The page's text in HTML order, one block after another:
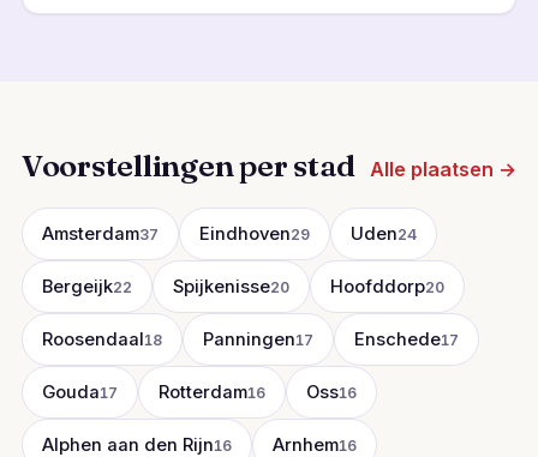
Voorstellingen per stad Alle plaatsen →
Amsterdam37 Eindhoven29 Uden24
Bergeijk22 Spijkenisse20 Hoofddorp20
Roosendaal18 Panningen17 Enschede17
Gouda17 Rotterdam16 Oss16
Alphen aan den Rijn16 Arnhem16